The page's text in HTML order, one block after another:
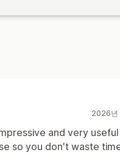
2026년
and very useful
so you don't waste